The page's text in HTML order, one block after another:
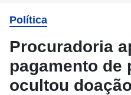
Política
Procuradoria
pagamento de
ocultou